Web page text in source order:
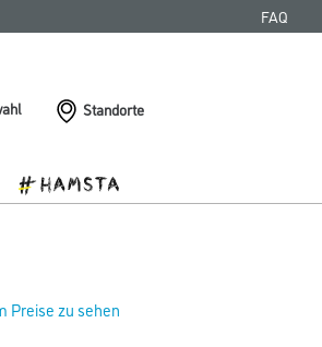
FAQ
Standorte
Preise zu sehen